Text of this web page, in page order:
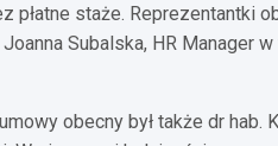
staże. Reprezentantki
Subalska, HR Manager
obecny był także dr hab.